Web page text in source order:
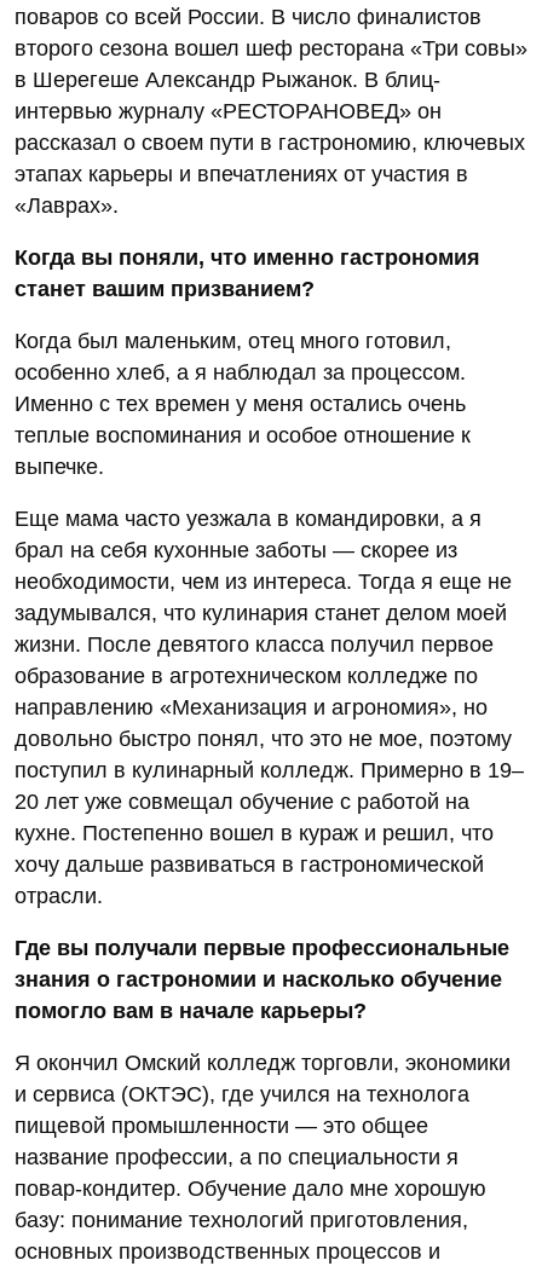
поваров со всей России. В число финалистов
второго сезона вошел шеф ресторана «Три совы»
в Шерегеше Александр Рыжанок. В блиц-
интервью журналу «РЕСТОРАНОВЕД» он
рассказал о своем пути в гастрономию, ключевых
этапах карьеры и впечатлениях от участия в
«Лаврах».
Когда вы поняли, что именно гастрономия
станет вашим призванием?
Когда был маленьким, отец много готовил,
особенно хлеб, а я наблюдал за процессом.
Именно с тех времен у меня остались очень
теплые воспоминания и особое отношение к
выпечке.
Еще мама часто уезжала в командировки, а я
брал на себя кухонные заботы — скорее из
необходимости, чем из интереса. Тогда я еще не
задумывался, что кулинария станет делом моей
жизни. После девятого класса получил первое
образование в агротехническом колледже по
направлению «Механизация и агрономия», но
довольно быстро понял, что это не мое, поэтому
поступил в кулинарный колледж. Примерно в 19–
20 лет уже совмещал обучение с работой на
кухне. Постепенно вошел в кураж и решил, что
хочу дальше развиваться в гастрономической
отрасли.
Где вы получали первые профессиональные
знания о гастрономии и насколько обучение
помогло вам в начале карьеры?
Я окончил Омский колледж торговли, экономики
и сервиса (ОКТЭС), где учился на технолога
пищевой промышленности — это общее
название профессии, а по специальности я
повар-кондитер. Обучение дало мне хорошую
базу: понимание технологий приготовления,
основных производственных процессов и